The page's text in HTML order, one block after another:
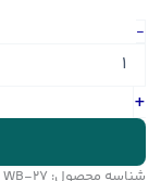
-
پالهنگ
بنگل
نقره
کد
27
+
شناسه محصول: WB-27